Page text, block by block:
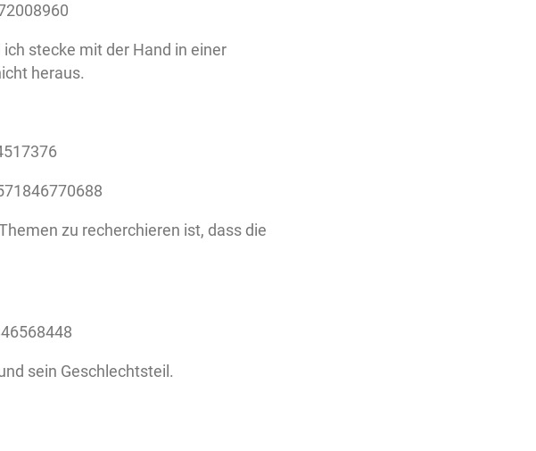
stecke mit der Hand in einer
heraus.
zu recherchieren ist, dass die
sein Geschlechtsteil.